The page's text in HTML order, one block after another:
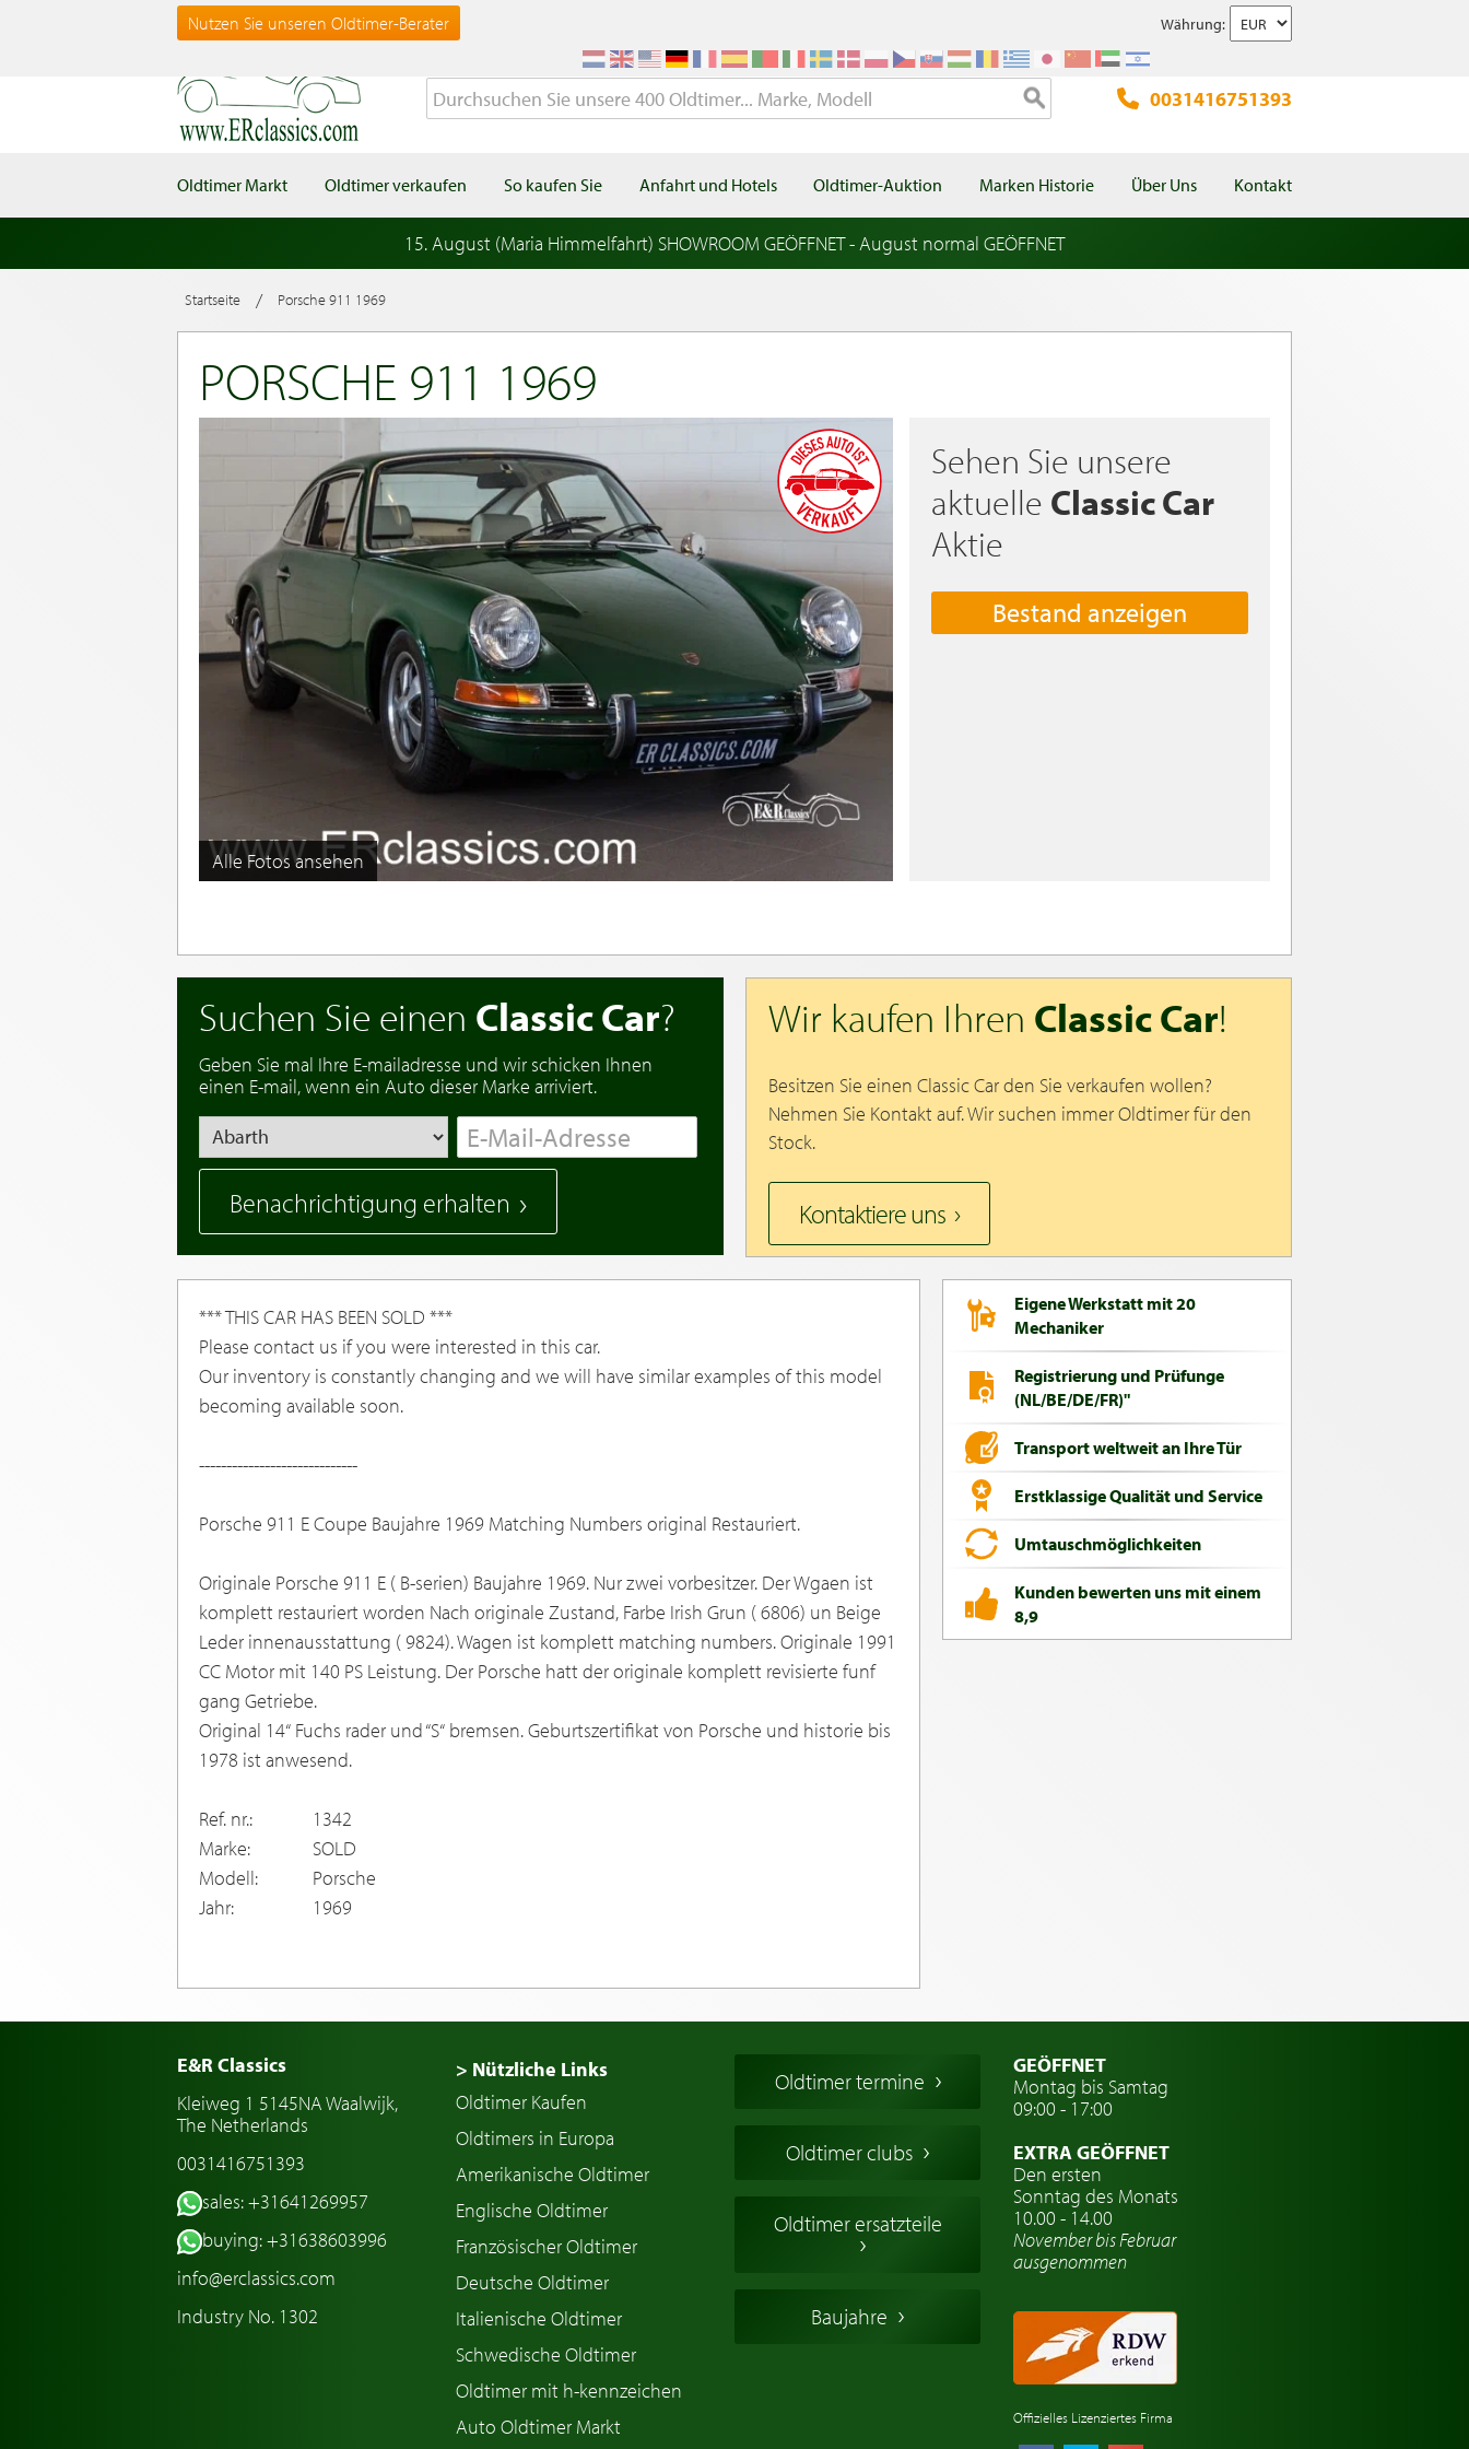
Nutzen Sie unseren Oldtimer-Berater Währung:
0031416751393
Oldtimer Markt Oldtimer verkaufen So kaufen Sie Anfahrt und Hotels Oldtimer-Auktion Marken Historie Über Uns Kontakt
15. August (Maria Himmelfahrt) SHOWROOM GEÖFFNET - August normal GEÖFFNET
Startseite / Porsche 911 1969
PORSCHE 911 1969
Alle Fotos ansehen
Sehen Sie unsere
aktuelle Classic Car
Aktie
Bestand anzeigen
Suchen Sie einen Classic Car?
Geben Sie mal Ihre E-mailadresse und wir schicken Ihnen
einen E-mail, wenn ein Auto dieser Marke arriviert.
Benachrichtigung erhalten
Wir kaufen Ihren Classic Car!
Besitzen Sie einen Classic Car den Sie verkaufen wollen?
Nehmen Sie Kontakt auf. Wir suchen immer Oldtimer für den
Stock.
Kontaktiere uns
*** THIS CAR HAS BEEN SOLD ***
Please contact us if you were interested in this car.
Our inventory is constantly changing and we will have similar examples of this model
becoming available soon.
-----------------------------
Porsche 911 E Coupe Baujahre 1969 Matching Numbers original Restauriert.
Originale Porsche 911 E ( B-serien) Baujahre 1969. Nur zwei vorbesitzer. Der Wgaen ist
komplett restauriert worden Nach originale Zustand, Farbe Irish Grun ( 6806) un Beige
Leder innenausstattung ( 9824). Wagen ist komplett matching numbers. Originale 1991
CC Motor mit 140 PS Leistung. Der Porsche hatt der originale komplett revisierte funf
gang Getriebe.
Original 14“ Fuchs rader und “S“ bremsen. Geburtszertifikat von Porsche und historie bis
1978 ist anwesend.
Ref. nr.:
1342
Marke:
SOLD
Modell:
Porsche
Jahr:
1969
Eigene Werkstatt mit 20
Mechaniker
Registrierung und Prüfunge
(NL/BE/DE/FR)"
Transport weltweit an Ihre Tür
Erstklassige Qualität und Service
Umtauschmöglichkeiten
Kunden bewerten uns mit einem
8,9
E&R Classics
Kleiweg 1 5145NA Waalwijk,
The Netherlands
0031416751393
sales: +31641269957
buying: +31638603996
info@erclassics.com
Industry No. 1302
> Nützliche Links
Oldtimer Kaufen
Oldtimers in Europa
Amerikanische Oldtimer
Englische Oldtimer
Französischer Oldtimer
Deutsche Oldtimer
Italienische Oldtimer
Schwedische Oldtimer
Oldtimer mit h-kennzeichen
Auto Oldtimer Markt
Oldtimer termine
Oldtimer clubs
Oldtimer ersatzteile
Baujahre
GEÖFFNET
Montag bis Samtag
09:00 - 17:00
EXTRA GEÖFFNET
Den ersten
Sonntag des Monats
10.00 - 14.00
November bis Februar
ausgenommen
Offizielles Lizenziertes Firma